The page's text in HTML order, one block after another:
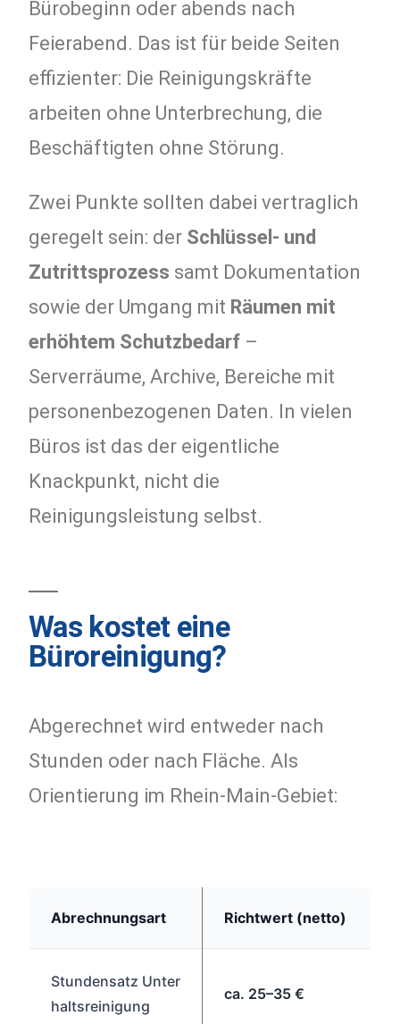
Bürobeginn oder abends nach
Feierabend. Das ist für beide Seiten
effizienter: Die Reinigungskräfte
arbeiten ohne Unterbrechung, die
Beschäftigten ohne Störung.
Zwei Punkte sollten dabei vertraglich
geregelt sein: der Schlüssel- und
Zutrittsprozess samt Dokumentation
sowie der Umgang mit Räumen mit
erhöhtem Schutzbedarf –
Serverräume, Archive, Bereiche mit
personenbezogenen Daten. In vielen
Büros ist das der eigentliche
Knackpunkt, nicht die
Reinigungsleistung selbst.
Was kostet eine
Büroreinigung?
Abgerechnet wird entweder nach
Stunden oder nach Fläche. Als
Orientierung im Rhein-Main-Gebiet:
Abrechnungsart Richtwert (netto)
Stundensatz Unter
haltsreinigung
ca. 25–35 €